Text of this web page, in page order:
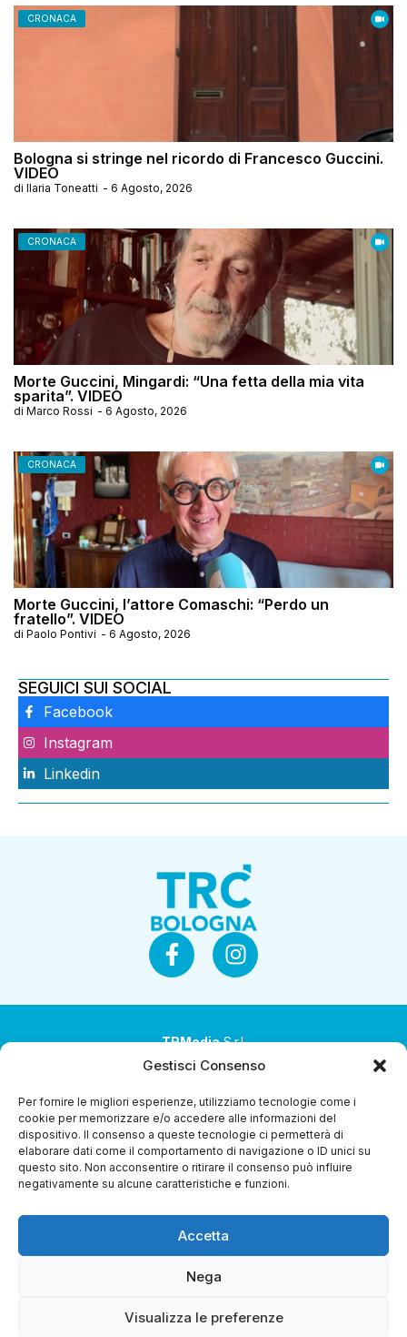
Gestisci Consenso
Per fornire le migliori esperienze, utilizziamo tecnologie come i
cookie per memorizzare e/o accedere alle informazioni del
dispositivo. Il consenso a queste tecnologie ci permetterà di
elaborare dati come il comportamento di navigazione o ID unici su
questo sito. Non acconsentire o ritirare il consenso può influire
negativamente su alcune caratteristiche e funzioni.
Accetta
Nega
Visualizza le preferenze
CRONACA
Bologna si stringe nel ricordo di Francesco Guccini.
VIDEO
di Ilaria Toneatti - 6 Agosto, 2026
CRONACA
Morte Guccini, Mingardi: “Una fetta della mia vita
sparita”. VIDEO
di Marco Rossi - 6 Agosto, 2026
CRONACA
Morte Guccini, l’attore Comaschi: “Perdo un
fratello”. VIDEO
di Paolo Pontivi - 6 Agosto, 2026
SEGUICI SUI SOCIAL
Facebook
Instagram
Linkedin
TRMediaS.r.l.
Società a socio unico
Società sottoposta ad attività di direzione e
coordinamento da parte di Coop Alleanza 3.0 Soc. Coop.
Sede legale: via Ragazzi del ’99 nr. 51 42124 Reggio Emilia
(RE)
Capitale sociale € 1.040.000 i.v.
Diretta Streaming